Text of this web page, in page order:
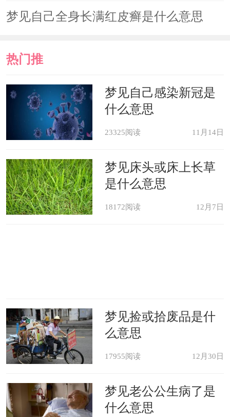
的性欲。如果人忽略你的性本能，不尊
面就会在梦中表现出来。梦中的性欲是
另一个人接近和结合的愿望。似乎你要
在对方身上找到自己失落的那部分内
容。梦里的性伴侣象征着你与你所失去
的那部分自我所能达到的最近距离。如
果你本身完整无缺，你就可能不会产生
与别人性结合的欲望。这种有关性的
洁。它并不一定是性方面的，也可能是
感情上的。
精神象征：性行为是两人之间的爱
与精神性的最高表达，或者是一种身体
本能的自私行为。
梦见自己全身长满红皮癣是什么意思
热门推
荐
梦见自己感染新冠是
什么意思
23325阅读 11月14日
梦见床头或床上长草
是什么意思
18172阅读 12月7日
梦见捡或拾废品是什
么意思
17955阅读 12月30日
梦见老公公生病了是
什么意思